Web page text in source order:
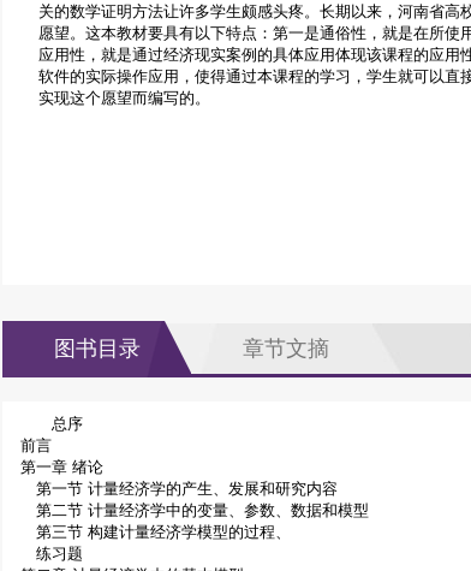
关的数学证明方法让许多学生颇感头疼。长期以来，河南省
愿望。这本教材要具有以下特点：第一是通俗性，就是在所
应用性，就是通过经济现实案例的具体应用体现该课程的应
软件的实际操作应用，使得通过本课程的学习，学生就可以
实现这个愿望而编写的。
图书目录 章节文摘
总序
前言
第一章 绪论
第一节 计量经济学的产生、发展和研究内容
第二节 计量经济学中的变量、参数、数据和模型
第三节 构建计量经济学模型的过程、
练习题